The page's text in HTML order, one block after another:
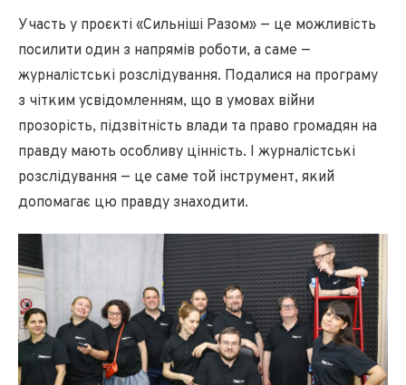
Участь у проєкті «Сильніші Разом» — це можливість
посилити один з напрямів роботи, а саме —
журналістські розслідування. Подалися на програму
з чітким усвідомленням, що в умовах війни
прозорість, підзвітність влади та право громадян на
правду мають особливу цінність. І журналістські
розслідування — це саме той інструмент, який
допомагає цю правду знаходити.